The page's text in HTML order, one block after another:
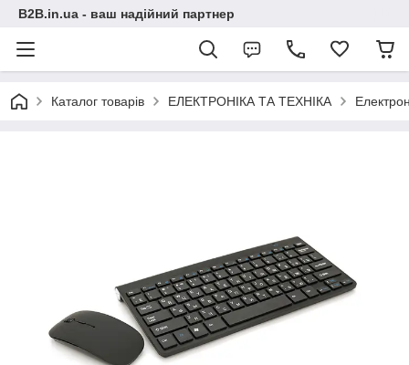
B2B.in.ua - ваш надійний партнер
Каталог товарів ЕЛЕКТРОНІКА ТА ТЕХНІКА